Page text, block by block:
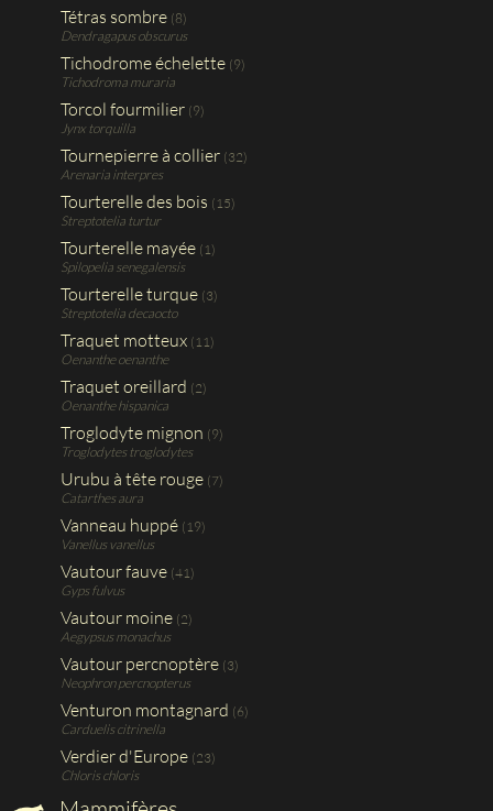
Tétras sombre (8)
Dendragapus obscurus
Tichodrome échelette (9)
Tichodroma muraria
Torcol fourmilier (9)
Jynx torquilla
Tournepierre à collier (32)
Arenaria interpres
Tourterelle des bois (15)
Streptotelia turtur
Tourterelle mayée (1)
Spilopelia senegalensis
Tourterelle turque (3)
Streptotelia decaocto
Traquet motteux (11)
Oenanthe oenanthe
Traquet oreillard (2)
Oenanthe hispanica
Troglodyte mignon (9)
Troglodytes troglodytes
Urubu à tête rouge (7)
Catarthes aura
Vanneau huppé (19)
Vanellus vanellus
Vautour fauve (41)
Gyps fulvus
Vautour moine (2)
Aegypsus monachus
Vautour percnoptère (3)
Neophron percnopterus
Venturon montagnard (6)
Carduelis citrinella
Verdier d'Europe (23)
Chloris chloris